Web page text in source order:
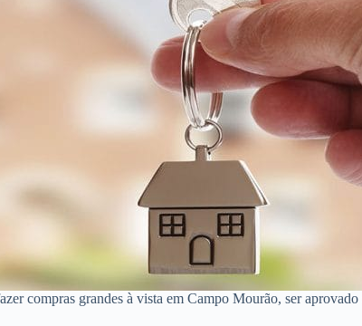
compras grandes à vista em Campo Mourão, ser